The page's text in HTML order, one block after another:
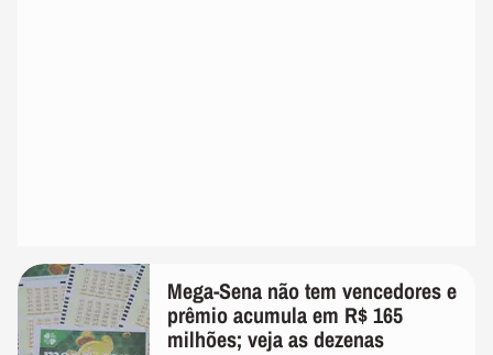
Mega-Sena não tem vencedores e
prêmio acumula em R$ 165
milhões; veja as dezenas